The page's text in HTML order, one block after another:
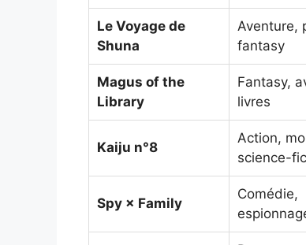
Le Voyage de
Shuna
Aventure,
fantasy
Magus of the
Library
Fantasy,
livres
Kaiju n°8
Action,
science-
Spy × Family
Comédie,